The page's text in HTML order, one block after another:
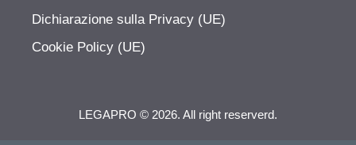
Dichiarazione sulla Privacy (UE)
Cookie Policy (UE)
LEGAPRO © 2026. All right reserverd.